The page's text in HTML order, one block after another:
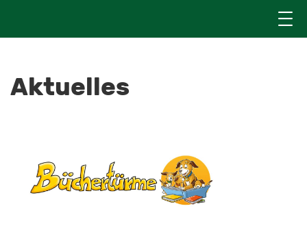
Aktuelles